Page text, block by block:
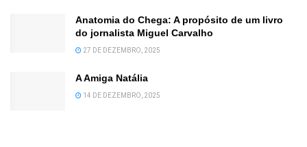
Anatomia do Chega: A propósito de um livro
do jornalista Miguel Carvalho
27 DE DEZEMBRO, 2025
A Amiga Natália
14 DE DEZEMBRO, 2025